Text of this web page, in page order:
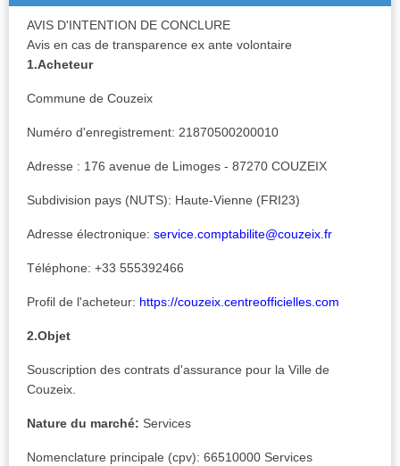
AVIS D'INTENTION DE CONCLURE
Avis en cas de transparence ex ante volontaire
1.Acheteur
Commune de Couzeix
Numéro d'enregistrement: 21870500200010
Adresse : 176 avenue de Limoges - 87270 COUZEIX
Subdivision pays (NUTS): Haute-Vienne (FRI23)
Adresse électronique: service.comptabilite@couzeix.fr
Téléphone: +33 555392466
Profil de l'acheteur: https://couzeix.centreofficielles.com
2.Objet
Souscription des contrats d'assurance pour la Ville de
Couzeix.
Nature du marché: Services
Nomenclature principale (cpv): 66510000 Services